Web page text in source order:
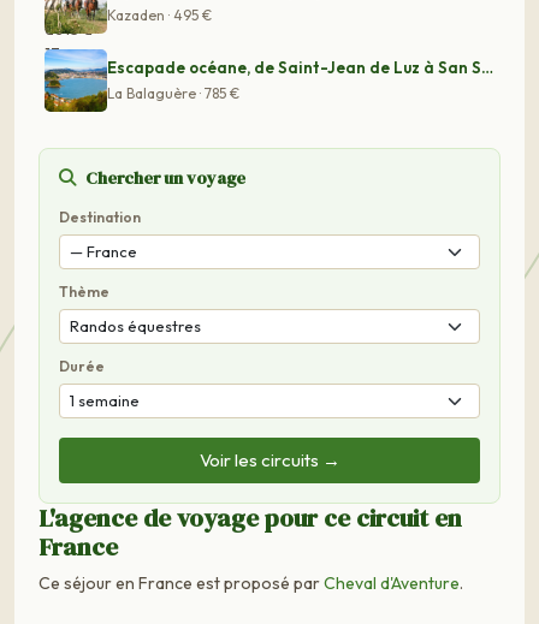
Kazaden · 495 €
Escapade océane, de Saint-Jean de Luz à San Sebastian
La Balaguère · 785 €
Chercher un voyage
Destination
Thème
Durée
Voir les circuits →
L'agence de voyage pour ce circuit en
France
Ce séjour en France est proposé parCheval d'Aventure.